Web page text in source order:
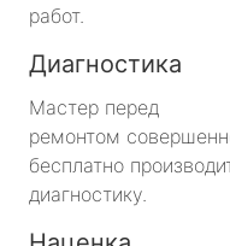
работ.
Диагностика
Мастер перед
ремонтом
бесплатно
диагностику.